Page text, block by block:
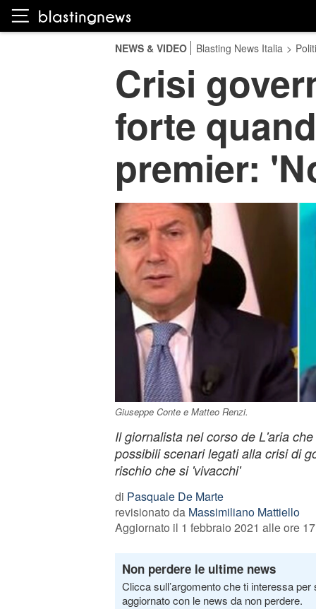
NEWS & VIDEO Blasting News Italia >
Crisi
forte
premier:
Giuseppe Conte e Matteo Renzi.
Il giornalista nel corso de L'aria
possibili scenari legati alla crisi di
rischio che si 'vivacchi'
di Pasquale De Marte
revisionato da Massimiliano Mattiello
Aggiornato il 1 febbraio 2021 alle ore
Non perdere le ultime news
Clicca sull’argomento che ti interessa
aggiornato con le news da non perdere.